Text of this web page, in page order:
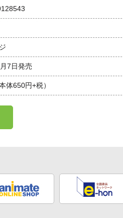
7日発売
本体650円+税）